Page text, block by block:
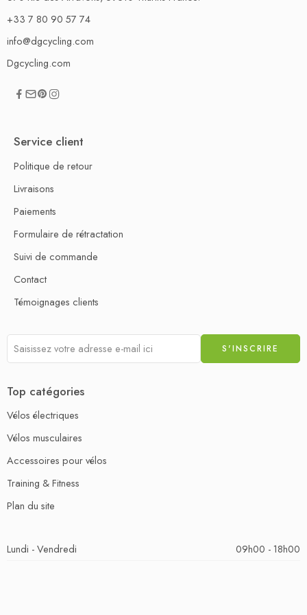
+33 7 80 90 57 74
info@dgcycling.com
Dgcycling.com
Service client
Politique de retour
Livraisons
Paiements
Formulaire de rétractation
Suivi de commande
Contact
Témoignages clients
Top catégories
Vélos électriques
Vélos musculaires
Accessoires pour vélos
Training & Fitness
Plan du site
Lundi - Vendredi 09h00 - 18h00